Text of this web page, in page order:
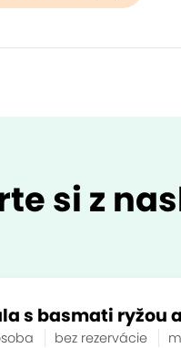
si z
s basmati ryžou
bez rezervácie